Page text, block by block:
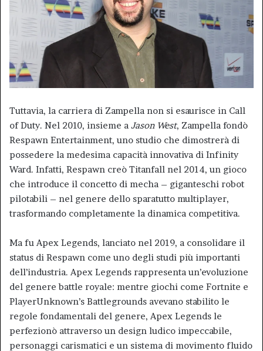
Tuttavia, la carriera di Zampella non si esaurisce in Call
of Duty. Nel 2010, insieme a Jason West, Zampella fondò
Respawn Entertainment, uno studio che dimostrerà di
possedere la medesima capacità innovativa di Infinity
Ward. Infatti, Respawn creò Titanfall nel 2014, un gioco
che introduce il concetto di mecha – giganteschi robot
pilotabili – nel genere dello sparatutto multiplayer,
trasformando completamente la dinamica competitiva.
Ma fu Apex Legends, lanciato nel 2019, a consolidare il
status di Respawn come uno degli studi più importanti
dell’industria. Apex Legends rappresenta un’evoluzione
del genere battle royale: mentre giochi come Fortnite e
PlayerUnknown’s Battlegrounds avevano stabilito le
regole fondamentali del genere, Apex Legends le
perfezionò attraverso un design ludico impeccabile,
personaggi carismatici e un sistema di movimento fluido